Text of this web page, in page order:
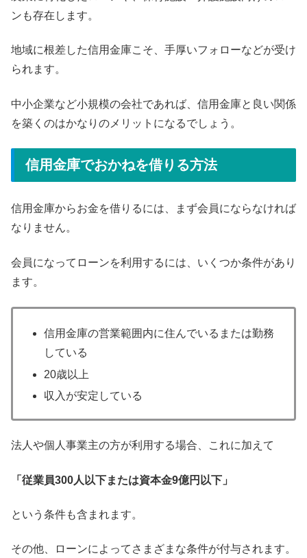
ンも存在します。
地域に根差した信用金庫こそ、手厚いフォローなどが受け
られます。
中小企業など小規模の会社であれば、信用金庫と良い関係
を築くのはかなりのメリットになるでしょう。
信用金庫でおかねを借りる方法
信用金庫からお金を借りるには、まず会員にならなければ
なりません。
会員になってローンを利用するには、いくつか条件があり
ます。
信用金庫の営業範囲内に住んでいるまたは勤務
している
20歳以上
収入が安定している
法人や個人事業主の方が利用する場合、これに加えて
「従業員300人以下または資本金9億円以下」
という条件も含まれます。
その他、ローンによってさまざまな条件が付与されます。